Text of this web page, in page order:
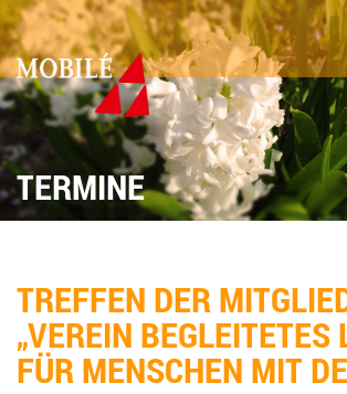
TERMINE
TREF­FEN DER
„VER­EIN BEGLEI­TE­TES
FÜR MEN­SCHEN MIT